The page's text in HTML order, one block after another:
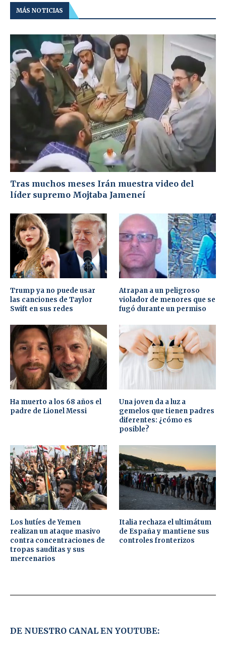
MÁS NOTICIAS
Tras muchos meses Irán muestra video del
líder supremo Mojtaba Jameneí
Trump ya no puede usar
las canciones de Taylor
Swift en sus redes
Atrapan a un peligroso
violador de menores que se
fugó durante un permiso
Ha muerto a los 68 años el
padre de Lionel Messi
Una joven da a luz a
gemelos que tienen padres
diferentes: ¿cómo es
posible?
Los hutíes de Yemen
realizan un ataque masivo
contra concentraciones de
tropas sauditas y sus
mercenarios
Italia rechaza el ultimátum
de España y mantiene sus
controles fronterizos
DE NUESTRO CANAL EN YOUTUBE: